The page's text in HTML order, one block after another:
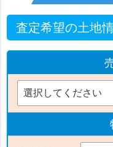
査定希望の土地